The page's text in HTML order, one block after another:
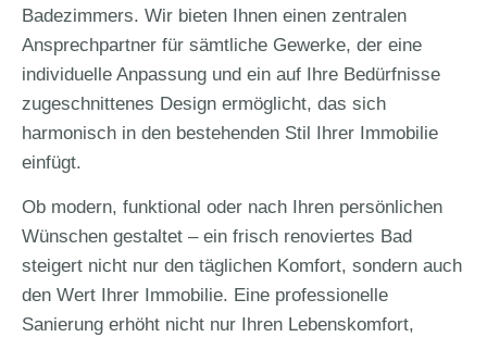
Badezimmers. Wir bieten Ihnen einen zentralen
Ansprechpartner für sämtliche Gewerke, der eine
individuelle Anpassung und ein auf Ihre Bedürfnisse
zugeschnittenes Design ermöglicht, das sich
harmonisch in den bestehenden Stil Ihrer Immobilie
einfügt.
Ob modern, funktional oder nach Ihren persönlichen
Wünschen gestaltet – ein frisch renoviertes Bad
steigert nicht nur den täglichen Komfort, sondern auch
den Wert Ihrer Immobilie. Eine professionelle
Sanierung erhöht nicht nur Ihren Lebenskomfort,